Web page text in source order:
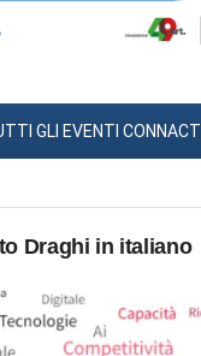
GLI EVENTI CONNACT
Draghi in italiano